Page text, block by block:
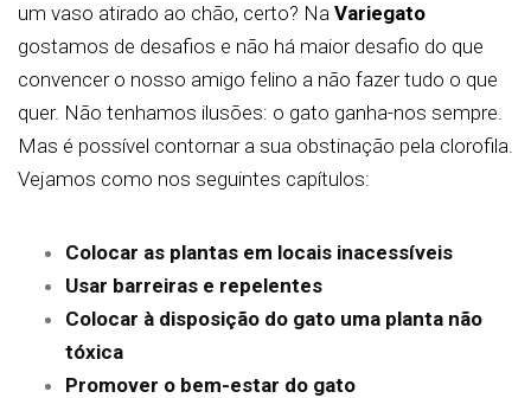
um vaso atirado ao chão, certo? Na Variegato
gostamos de desafios e não há maior desafio do que
convencer o nosso amigo felino a não fazer tudo o que
quer. Não tenhamos ilusões: o gato ganha-nos sempre.
Mas é possível contornar a sua obstinação pela clorofila.
Vejamos como nos seguintes capítulos:
Colocar as plantas em locais inacessíveis
Usar barreiras e repelentes
Colocar à disposição do gato uma planta não
tóxica
Promover o bem-estar do gato